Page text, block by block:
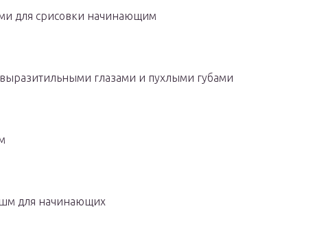
для срисовки начинающим
глазами и пухлыми губами
для начинающих